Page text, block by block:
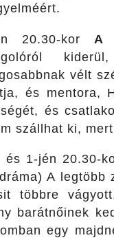
20.30-kor A
vélt
és mentora,
és
szállhat ki,
és 1-jén 20.30-
A legtöbb
többre
barátnőinek
egy